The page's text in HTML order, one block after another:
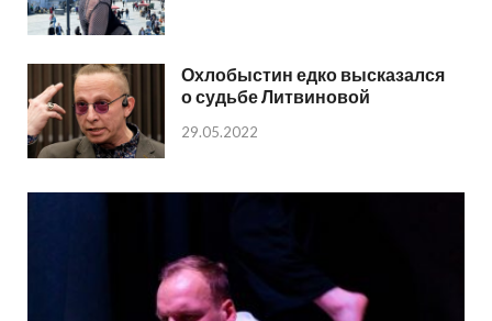
Охлобыстин едко высказался
о судьбе Литвиновой
29.05.2022